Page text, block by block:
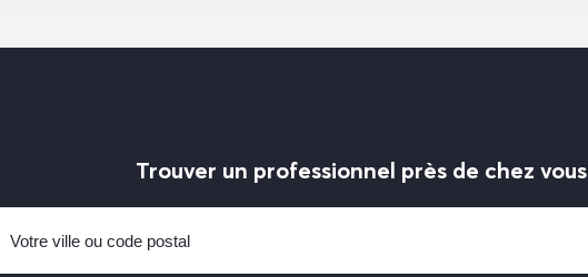
Trouver un professionnel près de chez vous